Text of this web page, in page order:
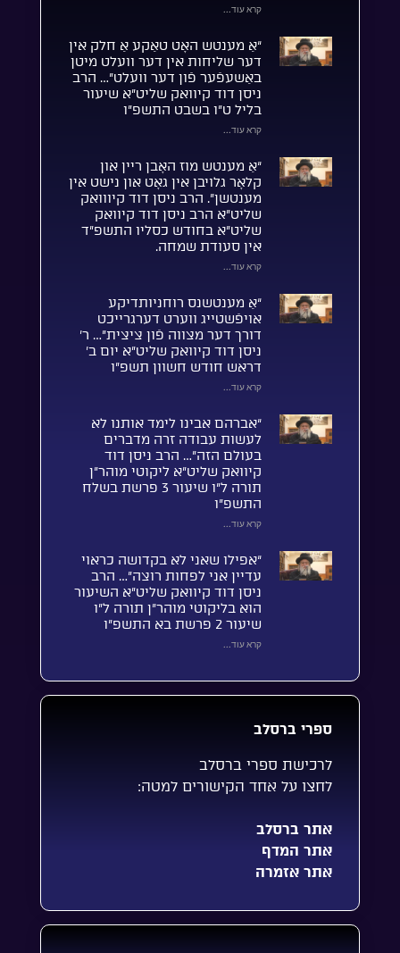
קרא עוד...
“אַ מענטש האָט טאַקע אַ חלק אין
דער שליחות אין דער וועלט מיטן
באַשעפֿער פֿון דער וועלט”… הרב
ניסן דוד קיוואק שליט”א שיעור
בליל ט”ו בשבט התשפ”ו
קרא עוד...
“אַ מענטש מוז האָבן ריין און
קלאָר גלויבן אין גאָט און נישט אין
מענטשן”. הרב ניסן דוד קיווואק
שליט”א הרב ניסן דוד קיוואק
שליט”א בחודש כסליו התשפ”ד
אין סעודת שמחה.
קרא עוד...
“אַ מענטשנס רוחניותדיקע
אויפֿשטייג ווערט דערגרייכט
דורך דער מצווה פֿון ציצית”… ר’
ניסן דוד קיוואק שליט”א יום ב’
דראש חודש חשוון תשפ”ו
קרא עוד...
“אברהם אבינו לימד אותנו לא
לעשות עבודה זרה מדברים
בעולם הזה”… הרב ניסן דוד
קיוואק שליט”א ליקוטי מוהר”ן
תורה ל”ו שיעור 3 פרשת בשלח
התשפ”ו
קרא עוד...
“אפילו שאני לא בקדושה כראוי
עדיין אני לפחות רוצה”… הרב
ניסן דוד קיוואק שליט”א השיעור
הוא בליקוטי מוהר”ן תורה ל”ו
שיעור 2 פרשת בא התשפ”ו
קרא עוד...
ספרי ברסלב
לרכישת ספרי ברסלב
לחצו על אחד הקישורים למטה:
אתר ברסלב
אתר המדף
אתר אזמרה